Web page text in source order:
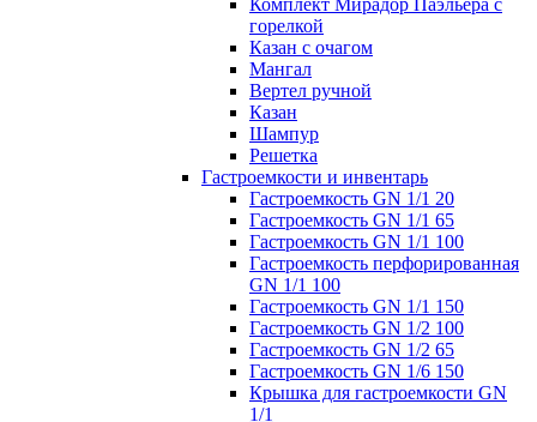
Комплект Мирадор Паэльера с
горелкой
Казан с очагом
Мангал
Вертел ручной
Казан
Шампур
Решетка
Гастроемкости и инвентарь
Гастроемкость GN 1/1 20
Гастроемкость GN 1/1 65
Гастроемкость GN 1/1 100
Гастроемкость перфорированная
GN 1/1 100
Гастроемкость GN 1/1 150
Гастроемкость GN 1/2 100
Гастроемкость GN 1/2 65
Гастроемкость GN 1/6 150
Крышка для гастроемкости GN
1/1